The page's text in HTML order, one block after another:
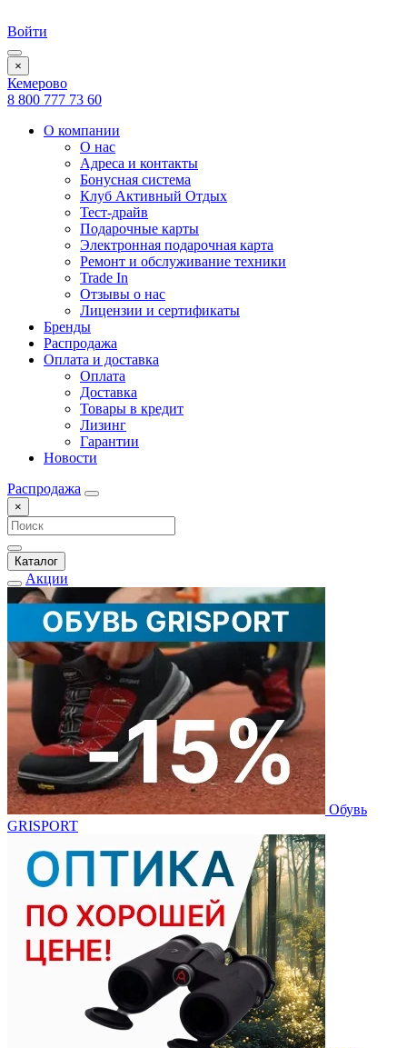
Войти
×
Кемерово
8 800 777 73 60
О компании
О нас
Адреса и контакты
Бонусная система
Клуб Активный Отдых
Тест-драйв
Подарочные карты
Электронная подарочная карта
Ремонт и обслуживание техники
Trade In
Отзывы о нас
Лицензии и сертификаты
Бренды
Распродажа
Оплата и доставка
Оплата
Доставка
Товары в кредит
Лизинг
Гарантии
Новости
Распродажа
×
Каталог
Акции
Обувь
GRISPORT